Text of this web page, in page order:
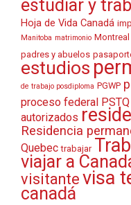
estudiar y
Hoja de Vida Canadá
Manitoba matrimonio Montreal
padres y abuelos
estudios
de trabajo posdiploma PGWP
proceso federal PSTQ
autorizados
Residencia
Quebec trabajar
viajar a
visitante visa
canadá